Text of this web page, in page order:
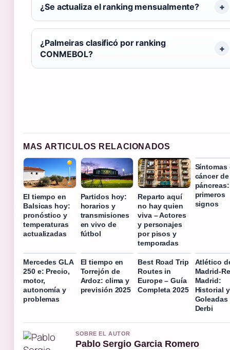
¿Se actualiza el ranking mensualmente?
¿Palmeiras clasificó por ranking
CONMEBOL?
MAS ARTICULOS RELACIONADOS
El tiempo en
Balsicas hoy:
pronóstico y
temperaturas
actualizadas
Partidos hoy:
horarios y
transmisiones
en vivo de
fútbol
Reparto aquí
no hay quien
viva – Actores
y personajes
por pisos y
temporadas
Síntomas
cáncer de
páncreas:
primeros
signos
Mercedes GLA
250 e: Precio,
motor,
autonomía y
problemas
El tiempo en
Torrejón de
Ardoz: clima y
previsión 2025
Best Road Trip
Routes in
Europe – Guía
Completa 2025
Atlético
Madrid-
Madrid:
Historial y
Goleadas
Derbi
SOBRE EL AUTOR
Pablo Sergio Garcia Romero